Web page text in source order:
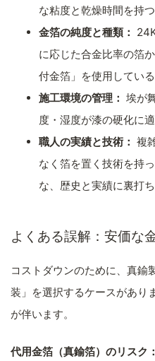
な粘度と乾燥時間を持
金箔の純度と種類：
に応じた合金比率の箔
付金箔」を使用している
施工環境の管理： 埃が
度・湿度が漆の硬化に
職人の実績と技術： 複
なく箔を置く技術を持
な、歴史と実績に裏打
よくある誤解：安価な
コストダウンのために、真鍮
装」を選択するケースがあり
が伴います。
代用金箔（真鍮箔）のリスク：